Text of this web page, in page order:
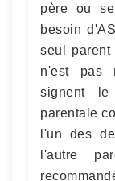
père ou
besoin
seul parent
n'est pas
signent le
parentale
l'un des
l'autre